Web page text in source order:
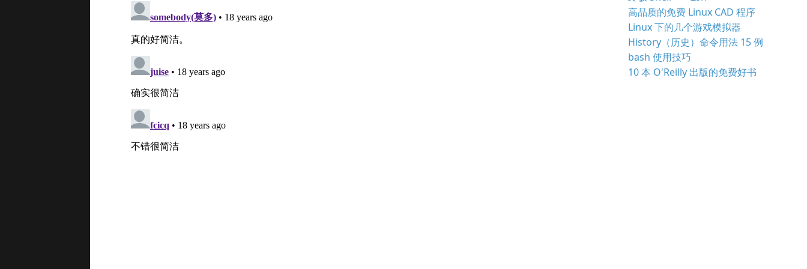
高品质的免费 Linux CAD 程序
Linux 下的几个游戏模拟器
History（历史）命令用法 15 例
bash 使用技巧
10 本 O'Reilly 出版的免费好书